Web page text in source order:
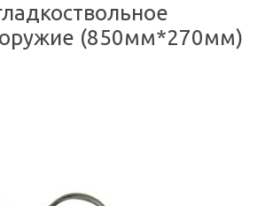
оружие (850мм*270мм)